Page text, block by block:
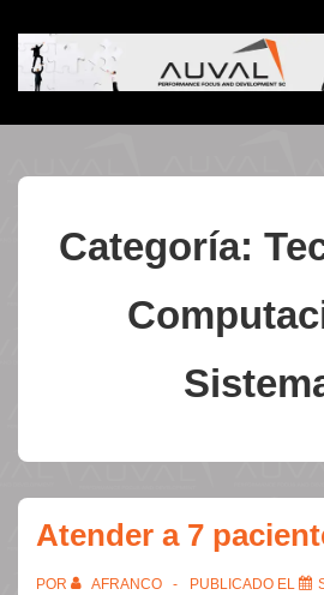
Saltar
Categoría:
Atender a 7
POR AFRANCO PUBLICADO EL